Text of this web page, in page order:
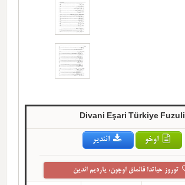
Divani Eşari Türkiye Fuzuli
اوخو ائندیر
توروز حیاتدا قالماق اوچون، یاردیم ائدین